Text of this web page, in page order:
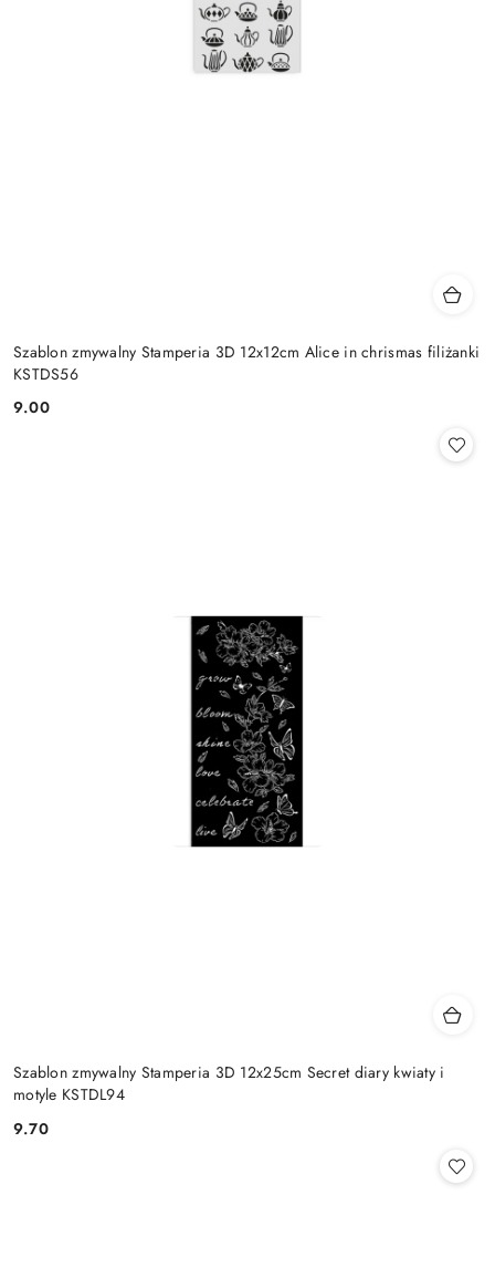
Szablon zmywalny Stamperia 3D 12x12cm Alice in chrismas filiżanki
KSTDS56
Cena:
9.00
Szablon zmywalny Stamperia 3D 12x25cm Secret diary kwiaty i
motyle KSTDL94
Cena:
9.70